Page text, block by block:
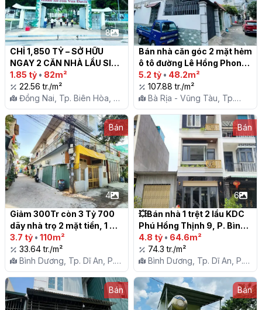
8
CHỈ 1,850 TỶ – SỞ HỮU
NGAY 2 CĂN NHÀ LẦU SIÊU
RẺ TẠI TÂN HÒA
1.85 tỷ • 82m²
22.56 tr./m²
Đồng Nai, Tp. Biên Hòa, P.
Tân Hòa
Bán nhà căn góc 2 mặt hẻm
ô tô đường Lê Hồng Phong,
gần ngã 5 Trung Tâm P4,
TP Vũng Tàu
5.2 tỷ • 48.2m²
107.88 tr./m²
Bà Rịa - Vũng Tàu, Tp.
Vũng Tàu, P. 4
Bán
4
Giảm 300Tr còn 3 Tỷ 700
dãy nhà trọ 2 mặt tiền, 1
trệt 1 lầu, gần Bến xe Tân
Đông Hiệp
3.7 tỷ • 110m²
33.64 tr./m²
Bình Dương, Tp. Dĩ An, P.
Tân Đông Hiệp
Bán
6
💥Bán nhà 1 trệt 2 lầu KDC
Phú Hồng Thịnh 9, P. Bình
An, Tp. Dĩ An
4.8 tỷ • 64.6m²
74.3 tr./m²
Bình Dương, Tp. Dĩ An, P.
Bình An
Bán
Bán